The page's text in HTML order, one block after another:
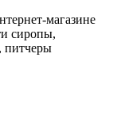
магазине
сиропы,
питчеры